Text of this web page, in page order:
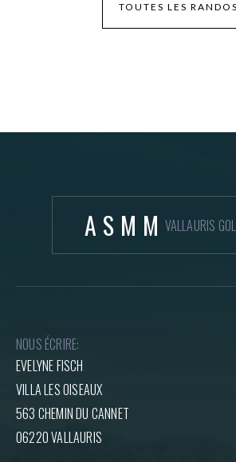
TOUTES LES RANDOS
ASMM VALLAURIS
NOUS ÉCRIRE:
EVELYNE FISCH
VILLA LES OISEAUX
563 CHEMIN DU CANNET
06220 VALLAURIS